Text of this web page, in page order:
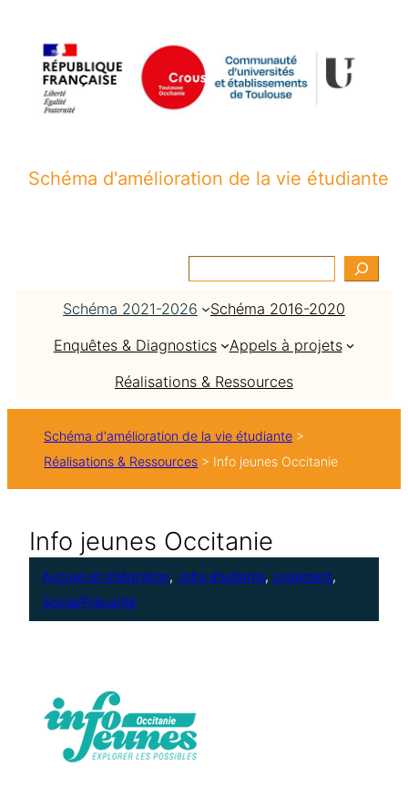
contenu
Schéma d'amélioration de la vie étudiante
c
e
e
r
Schéma 2021-2026
Schéma 2016-2020
Enquêtes & Diagnostics
Appels à projets
Réalisations & Ressources
Schéma d'amélioration de la vie étudiante >
Réalisations & Ressources > Info jeunes Occitanie
Info jeunes Occitanie
Accueil et Intégration, Jobs étudiants, Logement
Social/Précarité